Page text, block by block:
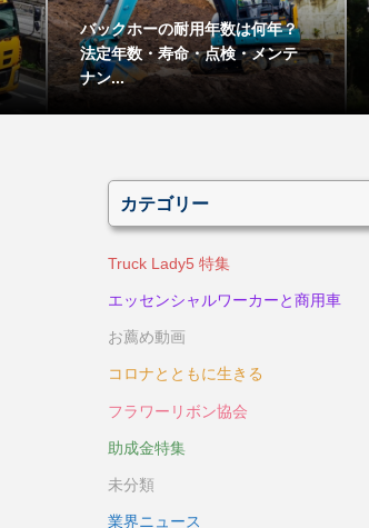
バックホーの耐用年数は何年？
法定年数・寿命・点検・メンテ
ナン...
カテゴリー
Truck Lady5 特集
エッセンシャルワーカーと商用車
お薦め動画
コロナとともに生きる
フラワーリボン協会
助成金特集
未分類
業界ニュース